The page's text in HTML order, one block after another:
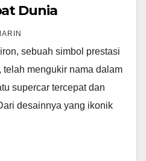
Dunia
sebuah simbol prestasi
mengukir nama dalam
supercar tercepat dan
desainnya yang ikonik